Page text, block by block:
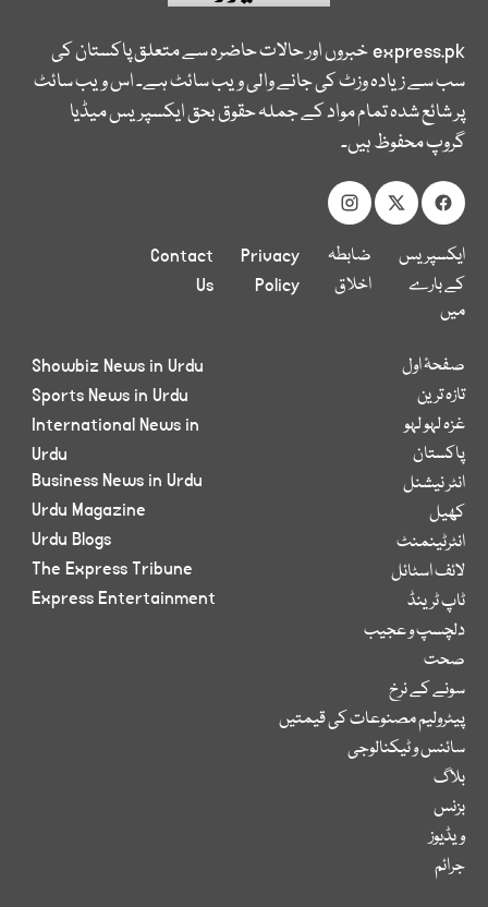
express.pkخبروں اور حالات حاضرہ سے متعلق پاکستان کی
سب سے زیادہ وزٹ کی جانے والی ویب سائٹ ہے۔ اس ویب سائٹ
پر شائع شدہ تمام مواد کے جملہ حقوق بحق ایکسپریس میڈیا
گروپ محفوظ ہیں۔
ایکسپریس
کے بارے
میں
ضابطہ
اخلاق
Privacy
Policy
Contact
Us
صفحۂ اول
تازہ ترین
غزہ لہو لہو
پاکستان
انٹر نیشنل
کھیل
انٹرٹینمنٹ
لائف اسٹائل
ٹاپ ٹرینڈ
دلچسپ و عجیب
صحت
سونے کے نرخ
پیٹرولیم مصنوعات کی قیمتیں
سائنس و ٹیکنالوجی
بلاگ
بزنس
ویڈیوز
جرائم
Showbiz News in Urdu
Sports News in Urdu
International News in
Urdu
Business News in Urdu
Urdu Magazine
Urdu Blogs
The Express Tribune
Express Entertainment